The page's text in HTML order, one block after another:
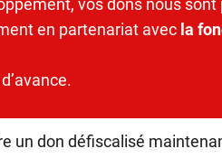
en partenariat avec la
un don défiscalisé